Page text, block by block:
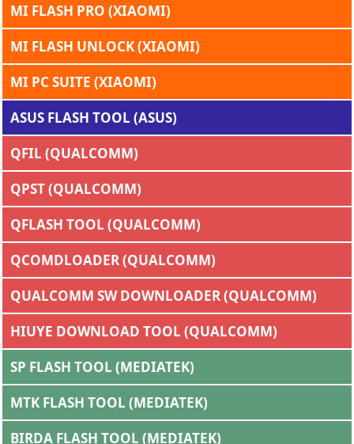
MI FLASH PRO (XIAOMI)
MI FLASH UNLOCK (XIAOMI)
MI PC SUITE (XIAOMI)
ASUS FLASH TOOL (ASUS)
QFIL (QUALCOMM)
QPST (QUALCOMM)
QFLASH TOOL (QUALCOMM)
QCOMDLOADER (QUALCOMM)
QUALCOMM SW DOWNLOADER (QUALCOMM)
HIUYE DOWNLOAD TOOL (QUALCOMM)
SP FLASH TOOL (MEDIATEK)
MTK FLASH TOOL (MEDIATEK)
BIRDA FLASH TOOL (MEDIATEK)